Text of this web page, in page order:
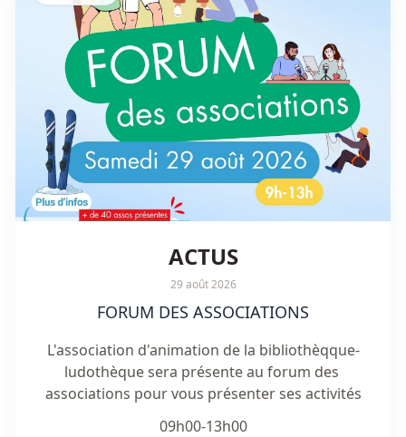
ACTUS
29 août 2026
FORUM DES ASSOCIATIONS
L'association d'animation de la bibliothèqque-
ludothèque sera présente au forum des
associations pour vous présenter ses activités
09h00-13h00